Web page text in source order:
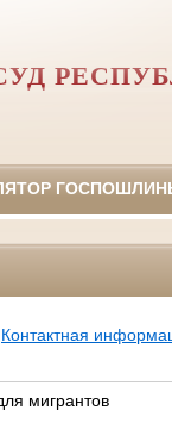
Контактная
мигрантов